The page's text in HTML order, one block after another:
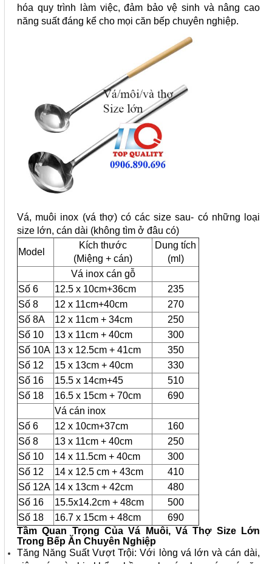
hóa quy trình làm việc, đảm bảo vệ sinh và nâng cao
năng suất đáng kể cho mọi căn bếp chuyên nghiệp.
Vá, muôi inox (vá thợ) có các size sau- có những loại
size lớn, cán dài (không tìm ở đâu có)
Model
Kích thước
(Miệng + cán)
Dung tích
(ml)
Vá inox cán gỗ
Số 6
12.5 x 10cm+36cm
235
Số 8
12 x 11cm+40cm
270
Số 8A
12 x 11cm + 34cm
250
Số 10
13 x 11cm + 40cm
300
Số 10A 13 x 12.5cm + 41cm
350
Số 12
15 x 13cm + 40cm
330
Số 16
15.5 x 14cm+45
510
Số 18
16.5 x 15cm + 70cm
690
Vá cán inox
Số 6
12 x 10cm+37cm
160
Số 8
13 x 11cm + 40cm
250
Số 10
14 x 11.5cm + 40cm
300
Số 12
14 x 12.5 cm + 43cm
410
Số 12A 14 x 13cm + 42cm
480
Số 16
15.5x14.2cm + 48cm
500
Số 18
16.7 x 15cm + 48cm
690
Tầm Quan Trọng Của Vá Muôi, Vá Thợ Size Lớn
Trong Bếp Ăn Chuyên Nghiệp
Tăng Năng Suất Vượt Trội: Với lòng vá lớn và cán dài,